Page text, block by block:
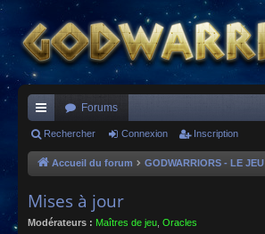
ac
co
Forums
Rechercher Connexion Inscription
Accueil du forum GODWARRIORS - LE JEU
Mises à jour
Modérateurs : Maîtres de jeu Oracles